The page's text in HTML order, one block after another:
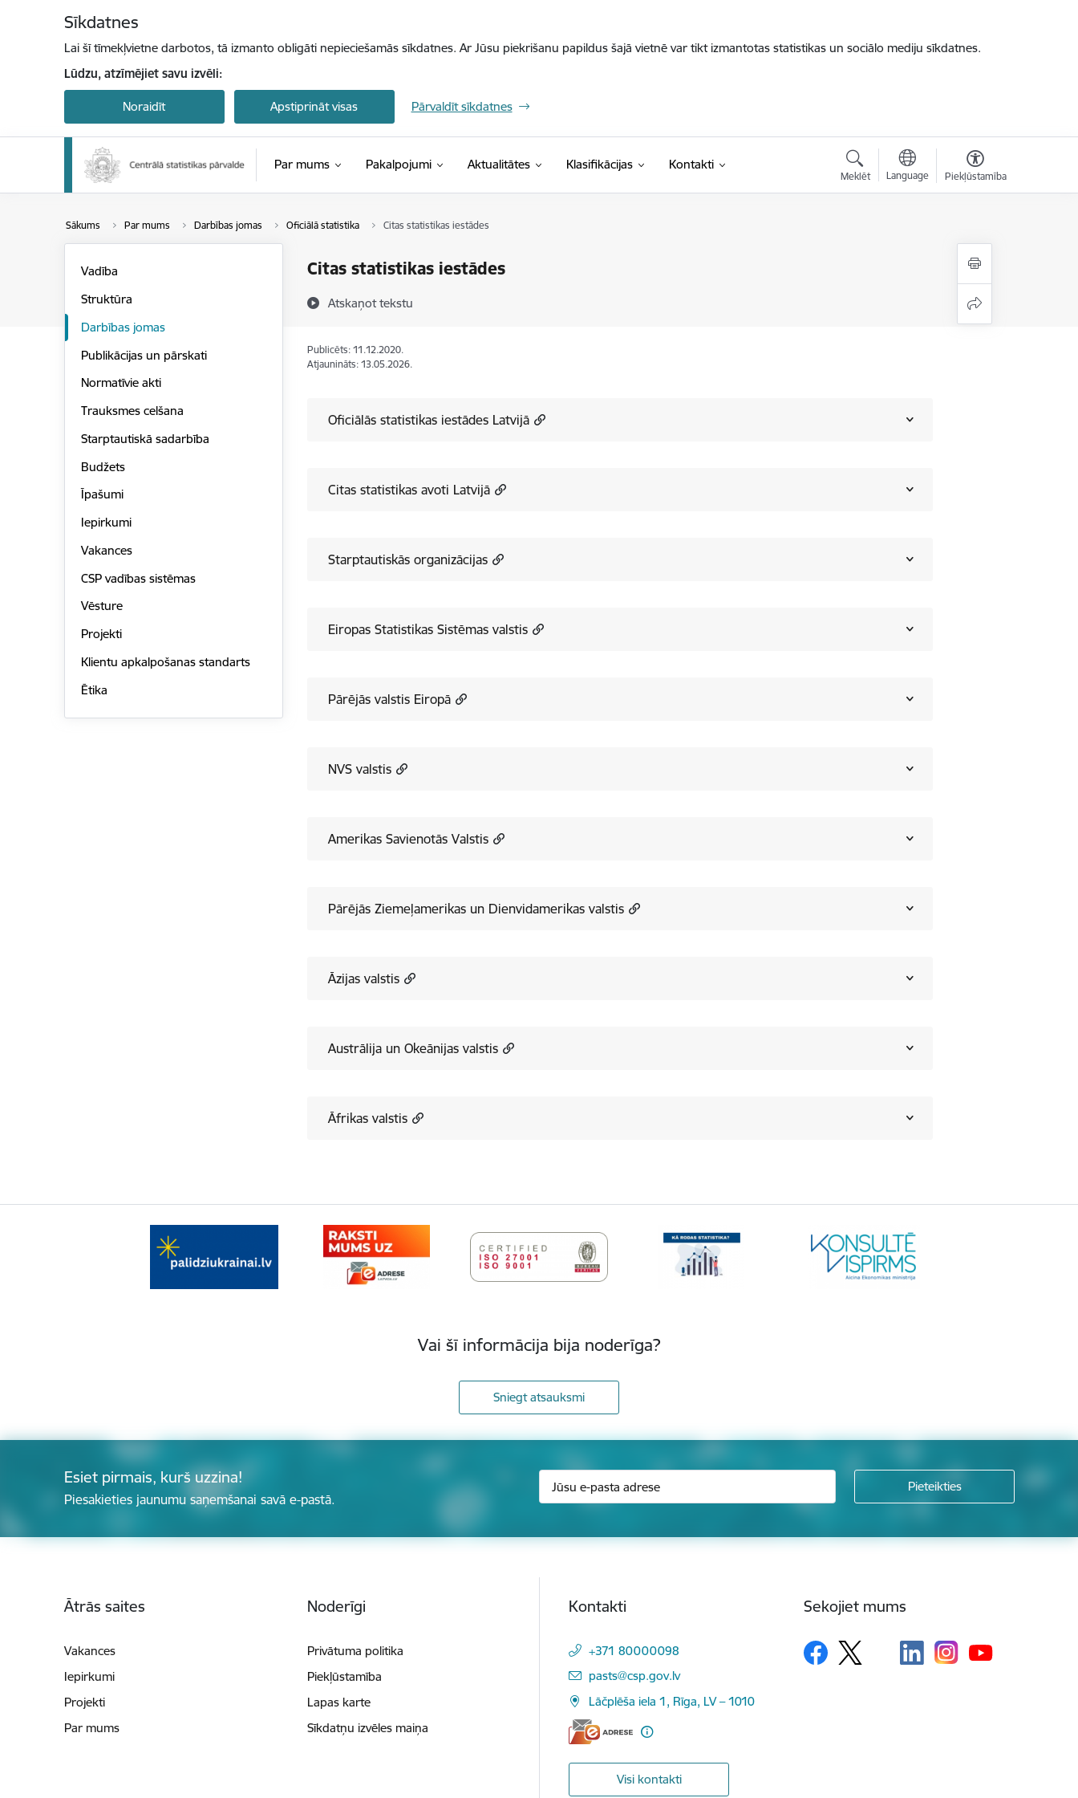
Sīkdatnes
Lai šī tīmekļvietne darbotos, tā izmanto obligāti nepieciešamās sīkdatnes. Ar Jūsu piekrišanu papildus šajā vietnē var tikt izmantotas statistikas un sociālo mediju sīkdatnes.
Lūdzu, atzīmējiet savu izvēli:
Noraidīt Apstiprināt visas Pārvaldīt sīkdatnes
Par mums Pakalpojumi Aktualitātes Klasifikācijas(Ārējā saite)
Kontakti
Meklēt Language Piekļūstamība
Sākums Par mums Darbības jomas Oficiālā statistika Citas statistikas iestādes
Citas statistikas iestādes
Atskaņot tekstu
Vadība
Struktūra
Darbības jomas
Publikācijas un pārskati
Normatīvie akti
Trauksmes celšana
Starptautiskā sadarbība
Budžets
Īpašumi
Iepirkumi
Vakances
CSP vadības sistēmas
Vēsture
Projekti
Klientu apkalpošanas standarts
Ētika
Publicēts: 11.12.2020.
Atjaunināts: 13.05.2026.
Oficiālās statistikas iestādes Latvijā
Citas statistikas avoti Latvijā
Starptautiskās organizācijas
Eiropas Statistikas Sistēmas valstis
Pārējās valstis Eiropā
NVS valstis
Amerikas Savienotās Valstis
Pārējās Ziemeļamerikas un Dienvidamerikas valstis
Āzijas valstis
Austrālija un Okeānijas valstis
Āfrikas valstis
Vai šī informācija bija noderīga?
Sniegt atsauksmi
Esiet pirmais, kurš uzzina!
Piesakieties jaunumu saņemšanai savā e-pastā.
Ātrās saites
Vakances
Iepirkumi
Projekti
Par mums
Noderīgi
Privātuma politika
Piekļūstamība
Lapas karte
Sīkdatņu izvēles maiņa
Kontakti
+371 80000098
E-pasts:
pasts@csp.gov.lv
Lāčplēša iela 1, Rīga, LV – 1010
Visi kontakti
Sekojiet mums